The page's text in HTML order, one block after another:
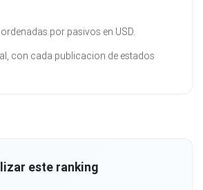
por pasivos en USD.
con cada publicacion de estados
este ranking